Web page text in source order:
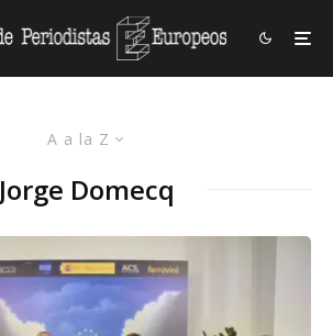
A a la Z
Jorge Domecq